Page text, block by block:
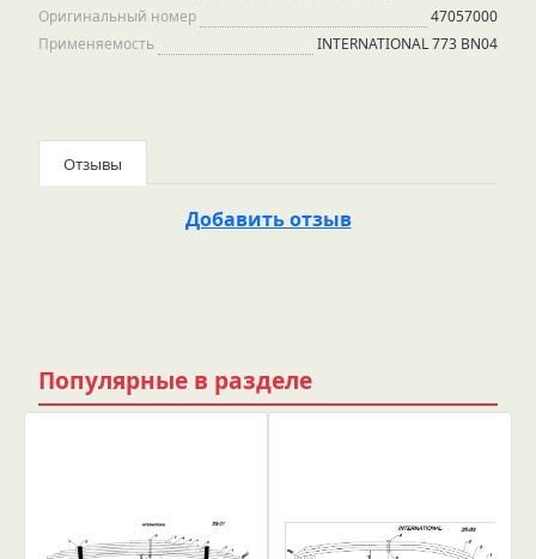
Оригинальный номер
47057000
Применяемость
INTERNATIONAL 773 BN04
Отзывы
Добавить отзыв
Популярные в разделе